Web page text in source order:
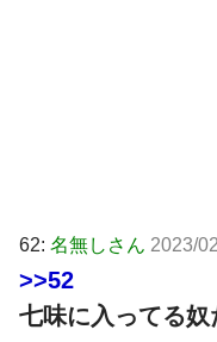
62: 名無しさん 2023/
>>52
七味に入ってる奴